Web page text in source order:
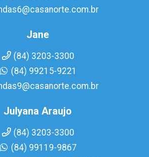
Jane
(84) 3203-3300
(84) 99215-9221
Julyana Araujo
(84) 3203-3300
(84) 99119-9867